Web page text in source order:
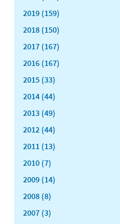
2019 (159)
2018 (150)
2017 (167)
2016 (167)
2015 (33)
2014 (44)
2013 (49)
2012 (44)
2011 (13)
2010 (7)
2009 (14)
2008 (8)
2007 (3)